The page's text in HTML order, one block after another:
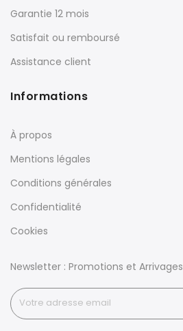
Garantie 12 mois
Satisfait ou remboursé
Assistance client
Informations
À propos
Mentions légales
Conditions générales
Confidentialité
Cookies
Newsletter : Promotions et Arrivages